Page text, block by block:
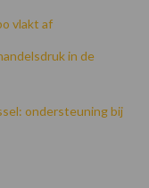
vlakt af
in de
ondersteuning bij